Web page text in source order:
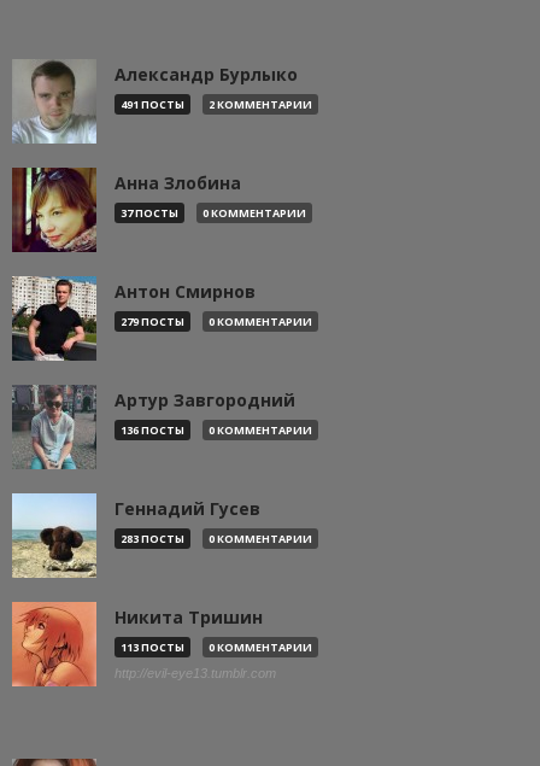
Александр Бурлыко
491 ПОСТЫ 2 КОММЕНТАРИИ
Анна Злобина
37 ПОСТЫ 0 КОММЕНТАРИИ
Антон Смирнов
279 ПОСТЫ 0 КОММЕНТАРИИ
Артур Завгородний
136 ПОСТЫ 0 КОММЕНТАРИИ
Геннадий Гусев
283 ПОСТЫ 0 КОММЕНТАРИИ
Никита Тришин
113 ПОСТЫ 0 КОММЕНТАРИИ
http://evil-eye13.tumblr.com